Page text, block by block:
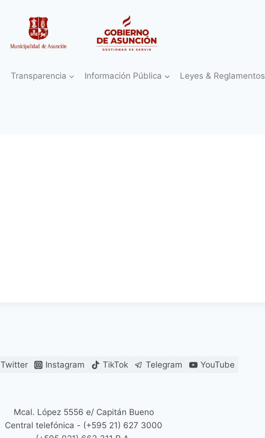
Transparencia Información Pública Leyes & Reglamentos
Twitter Instagram TikTok Telegram YouTube
Mcal. López 5556 e/ Capitán Bueno
Central telefónica - (+595 21) 627 3000